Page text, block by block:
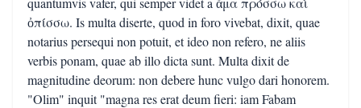
ὀπίσσω. Is multa diserte, quod in foro vivebat, dixit, quae
notarius persequi non potuit, et ideo non refero, ne aliis
verbis ponam, quae ab illo dicta sunt. Multa dixit de
magnitudine deorum: non debere hunc vulgo dari honorem.
"Olim" inquit "magna res erat deum fieri: iam Fabam